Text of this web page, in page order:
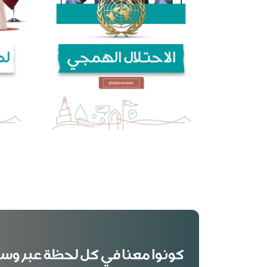
كونوا معنا في كل لحظة عبر